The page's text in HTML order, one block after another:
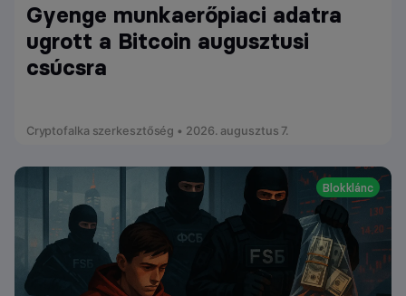
Gyenge munkaerőpiaci adatra
ugrott a Bitcoin augusztusi
csúcsra
Cryptofalka szerkesztőség • 2026. augusztus 7.
Blokklánc